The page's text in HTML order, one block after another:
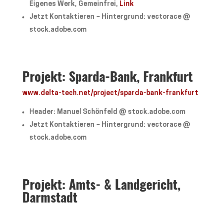
Eigenes Werk, Gemeinfrei, Link
Jetzt Kontaktieren – Hintergrund: vectorace @
stock.adobe.com
Projekt: Sparda-Bank, Frankfurt
www.delta-tech.net/project/sparda-bank-frankfurt
Header: Manuel Schönfeld @ stock.adobe.com
Jetzt Kontaktieren – Hintergrund: vectorace @
stock.adobe.com
Projekt: Amts- & Landgericht,
Darmstadt